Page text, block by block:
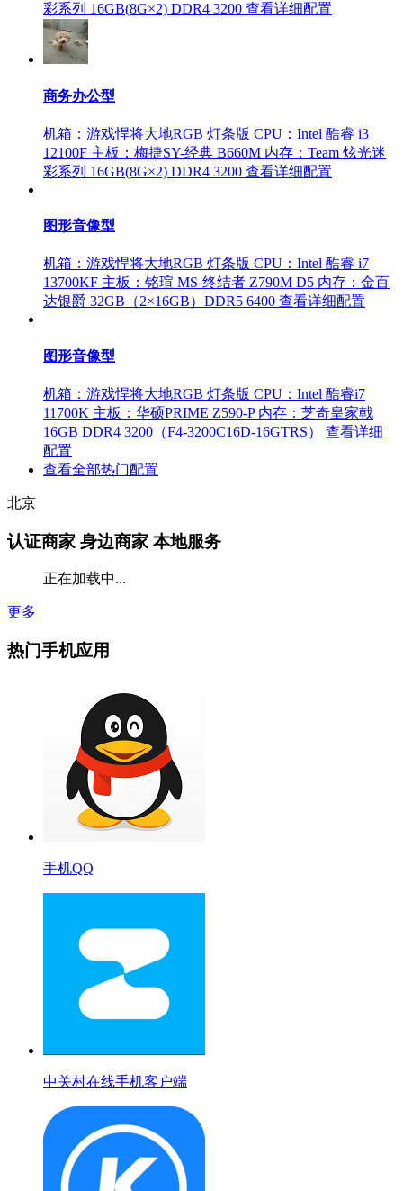
彩系列 16GB(8G×2) DDR4 3200 查看详细配置
商务办公型
机箱：游戏悍将大地RGB 灯条版 CPU：Intel 酷睿 i3
12100F 主板：梅捷SY-经典 B660M 内存：Team 炫光迷
彩系列 16GB(8G×2) DDR4 3200 查看详细配置
图形音像型
机箱：游戏悍将大地RGB 灯条版 CPU：Intel 酷睿 i7
13700KF 主板：铭瑄 MS-终结者 Z790M D5 内存：金百
达银爵 32GB（2×16GB）DDR5 6400 查看详细配置
图形音像型
机箱：游戏悍将大地RGB 灯条版 CPU：Intel 酷睿i7
11700K 主板：华硕PRIME Z590-P 内存：芝奇皇家戟
16GB DDR4 3200（F4-3200C16D-16GTRS）
查看详细
配置
查看全部热门配置
北京
认证商家 身边商家 本地服务
正在加载中...
更多
热门手机应用
手机QQ
中关村在线手机客户端